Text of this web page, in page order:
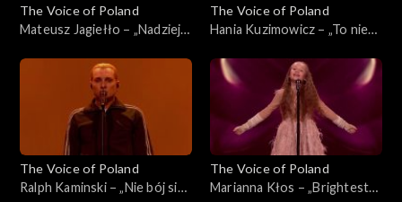
The Voice of Poland
Mateusz Jagiełło – „Nadzieja”,
29 listopada 2025
The Voice of Poland
Hania Kuzimowicz – „To nie
Finał, 29 listopada 2025
The Voice of Poland
Ralph Kaminski – „Nie bój się
The Voice of Poland
Marianna Kłos – „Brightest